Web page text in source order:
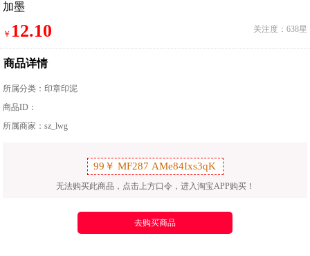
加墨
￥ 12.10 关注度：638星
商品详情
所属分类： 印章印泥
商品ID：
所属商家：sz_lwg
无法购买此商品，点击上方口令，进入淘宝APP购买！
去购买商品